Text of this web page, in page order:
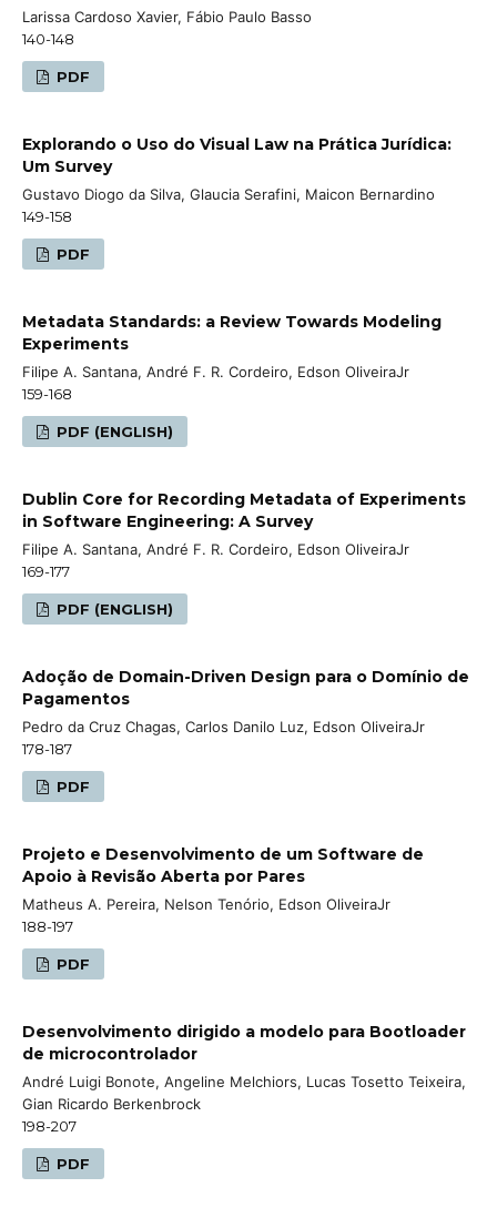
Larissa Cardoso Xavier, Fábio Paulo Basso
140-148
PDF
Explorando o Uso do Visual Law na Prática Jurídica:
Um Survey
Gustavo Diogo da Silva, Glaucia Serafini, Maicon Bernardino
149-158
PDF
Metadata Standards: a Review Towards Modeling
Experiments
Filipe A. Santana, André F. R. Cordeiro, Edson OliveiraJr
159-168
PDF (ENGLISH)
Dublin Core for Recording Metadata of Experiments
in Software Engineering: A Survey
Filipe A. Santana, André F. R. Cordeiro, Edson OliveiraJr
169-177
PDF (ENGLISH)
Adoção de Domain-Driven Design para o Domínio de
Pagamentos
Pedro da Cruz Chagas, Carlos Danilo Luz, Edson OliveiraJr
178-187
PDF
Projeto e Desenvolvimento de um Software de
Apoio à Revisão Aberta por Pares
Matheus A. Pereira, Nelson Tenório, Edson OliveiraJr
188-197
PDF
Desenvolvimento dirigido a modelo para Bootloader
de microcontrolador
André Luigi Bonote, Angeline Melchiors, Lucas Tosetto Teixeira,
Gian Ricardo Berkenbrock
198-207
PDF